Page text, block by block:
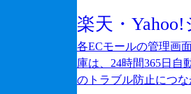
楽天・
各ECモールの管理画
庫は、24時間365日自
のトラブル防止につな